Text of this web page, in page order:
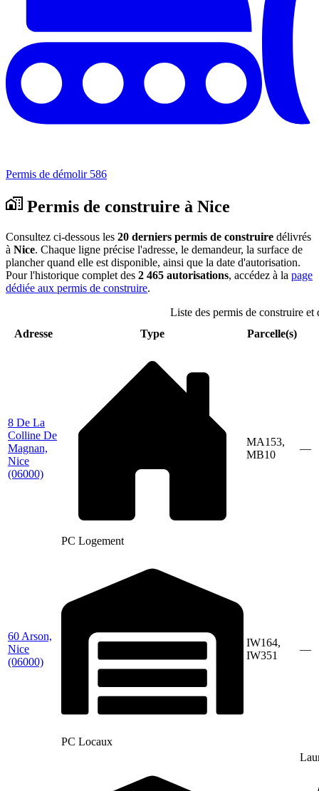
Permis de démolir 586
Permis de construire à Nice
Consultez ci-dessous les 20 derniers permis de construire délivrés
à Nice. Chaque ligne précise l'adresse, le demandeur, la surface de
plancher quand elle est disponible, ainsi que la date d'autorisation.
Pour l'historique complet des 2 465 autorisations, accédez à la page
dédiée aux permis de construire.
Liste des permis de construire et
Adresse
Type Parcelle(s)
8 De La
Colline De
Magnan,
Nice
(06000)
PC Logement
MA153,
MB10
—
60 Arson,
Nice
(06000)
PC Locaux
IW164,
IW351
—